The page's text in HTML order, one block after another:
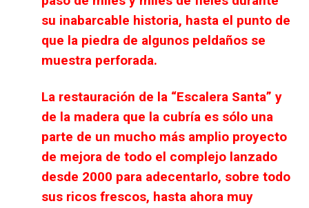
su inabarcable historia, hasta el punto de
que la piedra de algunos peldaños se
muestra perforada.
La restauración de la “Escalera Santa” y
de la madera que la cubría es sólo una
parte de un mucho más amplio proyecto
de mejora de todo el complejo lanzado
desde 2000 para adecentarlo, sobre todo
sus ricos frescos, hasta ahora muy